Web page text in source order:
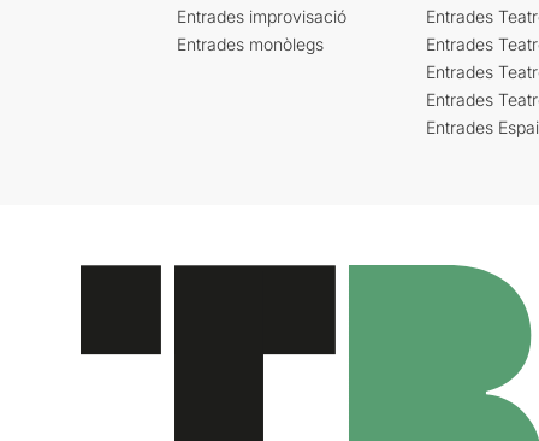
Entrades improvisació
Entrades monòlegs
Entrades
Entrades
Entrades
Entrades
Entrades